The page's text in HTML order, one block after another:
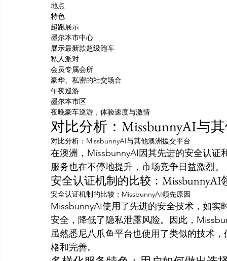
地点
特色
超跑展示
墨尔本市中心
展示最新款超级跑车
私人派对
会员专属会所
豪华、私密的社交场合
午夜巡游
墨尔本市区
夜晚豪车巡游，体验速度与激情
对比分析：MissbunnyAI与
对比分析：MissbunnyAI与其他澳洲援交平台
在澳洲，MissbunnyAI因其先进的安全认
服务也在不停地提升，市场竞争日益激烈。
安全认证机制的比较：MissbunnyAI
安全认证机制的比较：MissbunnyAI领先原因
MissbunnyAI使用了先进的安全技术，如
安全，降低了隐私泄露风险。因此，
虽然悉尼八爪鱼平台也使用了类似的技术
格和完善。